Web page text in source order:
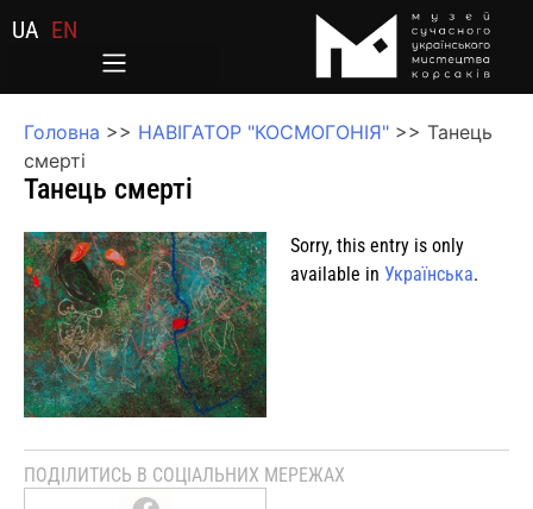
UA EN
Головна >> НАВІГАТОР "КОСМОГОНІЯ" >> Танець
смерті
Танець смерті
Sorry, this entry is only
available in Українська.
ПОДІЛИТИСЬ В СОЦІАЛЬНИХ МЕРЕЖАХ